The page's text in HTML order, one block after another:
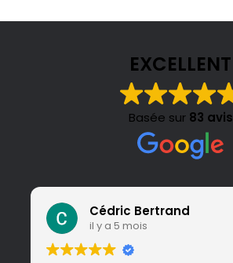
EXCELLENT
Basée sur 83 avis
Cédric Bertrand
il y a 5 mois